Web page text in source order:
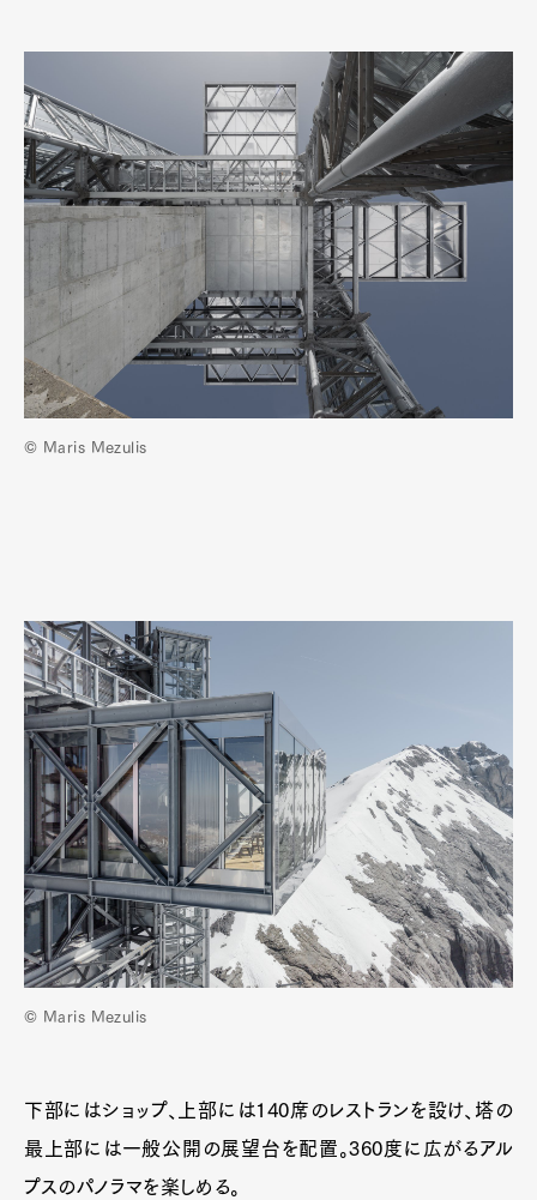
© Maris Mezulis
© Maris Mezulis
下部にはショップ、上部には140席のレストランを設け、塔の
最上部には一般公開の展望台を配置。360度に広がるアル
プスのパノラマを楽しめる。